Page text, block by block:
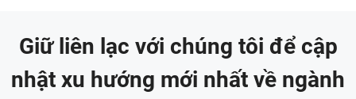
Giữ liên lạc với chúng tôi để cập
nhật xu hướng mới nhất về ngành